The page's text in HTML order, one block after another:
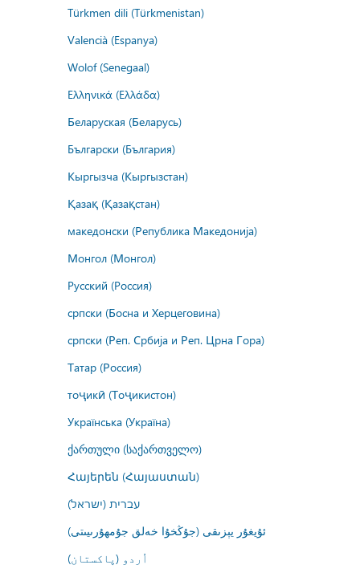
Türkmen dili (Türkmenistan)
Valencià (Espanya)
Wolof (Senegaal)
Ελληνικά (Ελλάδα)
Беларуская (Беларусь)
Български (България)
Кыргызча (Кыргызстан)
Қазақ (Қазақстан)
македонски (Република Македонија)
Монгол (Монгол)
Русский (Россия)
српски (Босна и Херцеговина)
српски (Реп. Србија и Реп. Црна Гора)
Татар (Россия)
тоҷикӣ (Тоҷикистон)
Українська (Україна)
ქართული (საქართველო)
Հայերեն (Հայաստան)
עברית (ישראל)
ئۇيغۇر يېزىقى (جۇڭخۇا خەلق جۇمھۇرىيىتى)
اُردو (پاکستان)